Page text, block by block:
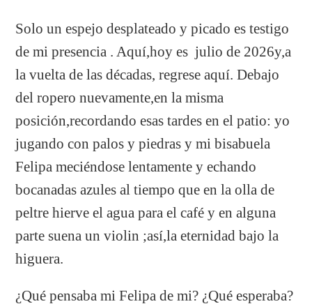
Solo un espejo desplateado y picado es testigo
de mi presencia . Aquí,hoy es julio de 2026y,a
la vuelta de las décadas, regrese aquí. Debajo
del ropero nuevamente,en la misma
posición,recordando esas tardes en el patio: yo
jugando con palos y piedras y mi bisabuela
Felipa meciéndose lentamente y echando
bocanadas azules al tiempo que en la olla de
peltre hierve el agua para el café y en alguna
parte suena un violin ;así,la eternidad bajo la
higuera.
¿Qué pensaba mi Felipa de mi? ¿Qué esperaba?